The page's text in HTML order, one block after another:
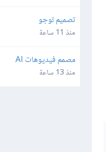
تصميم لوجو
منذ 11 ساعة
مصمم فيديوهات AI
منذ 13 ساعة